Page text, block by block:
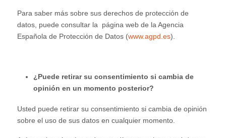
Para saber más sobre sus derechos de protección de
datos, puede consultar la página web de la Agencia
Española de Protección de Datos (www.agpd.es).
¿Puede retirar su consentimiento si cambia de
opinión en un momento posterior?
Usted puede retirar su consentimiento si cambia de opinión
sobre el uso de sus datos en cualquier momento.